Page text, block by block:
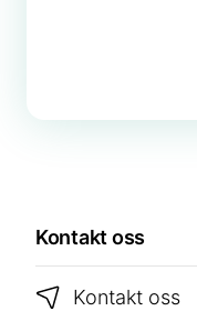
Kontakt oss
Kontakt oss